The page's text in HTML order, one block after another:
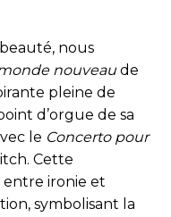
nous
nouveau de
pleine de
d’orgue de sa
le Concerto pour
Cette
ironie et
symbolisant la